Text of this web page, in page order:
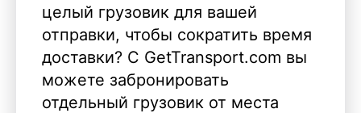
целый грузовик для вашей
отправки, чтобы сократить время
доставки? С GetTransport.com вы
можете забронировать
отдельный грузовик от места